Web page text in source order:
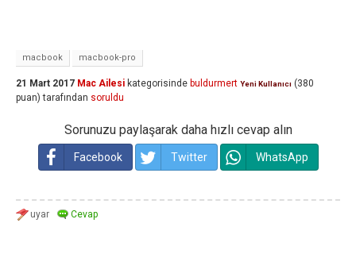
macbook macbook-pro
21 Mart 2017 Mac Ailesi kategorisinde buldurmert Yeni Kullanıcı (380
puan) tarafından soruldu
Sorunuzu paylaşarak daha hızlı cevap alın
Facebook Twitter WhatsApp